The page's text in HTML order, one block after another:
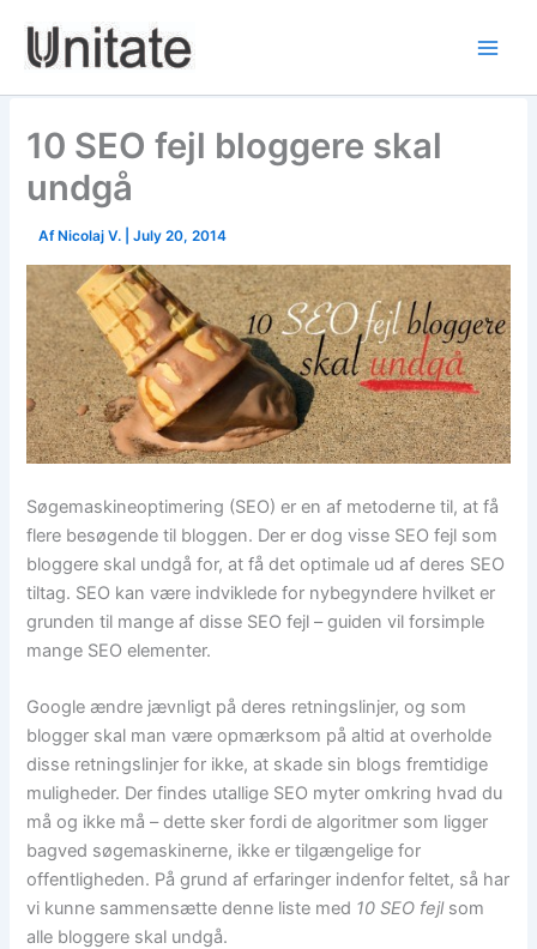
content
10 SEO fejl bloggere skal
undgå
Af Nicolaj V. |July 20, 2014
Søgemaskineoptimering (SEO) er en af metoderne til, at få
flere besøgende til bloggen. Der er dog visse SEO fejl som
bloggere skal undgå for, at få det optimale ud af deres SEO
tiltag. SEO kan være indviklede for nybegyndere hvilket er
grunden til mange af disse SEO fejl – guiden vil forsimple
mange SEO elementer.
Google ændre jævnligt på deres retningslinjer, og som
blogger skal man være opmærksom på altid at overholde
disse retningslinjer for ikke, at skade sin blogs fremtidige
muligheder. Der findes utallige SEO myter omkring hvad du
må og ikke må – dette sker fordi de algoritmer som ligger
bagved søgemaskinerne, ikke er tilgængelige for
offentligheden. På grund af erfaringer indenfor feltet, så har
vi kunne sammensætte denne liste med 10 SEO fejlsom
alle bloggere skal undgå.